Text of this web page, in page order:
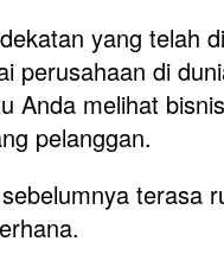
yang telah
perusahaan di
Anda melihat
pelanggan.
terasa